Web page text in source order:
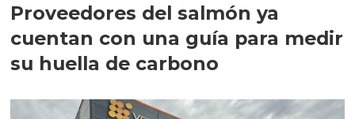
Proveedores del salmón ya
cuentan con una guía para medir
su huella de carbono